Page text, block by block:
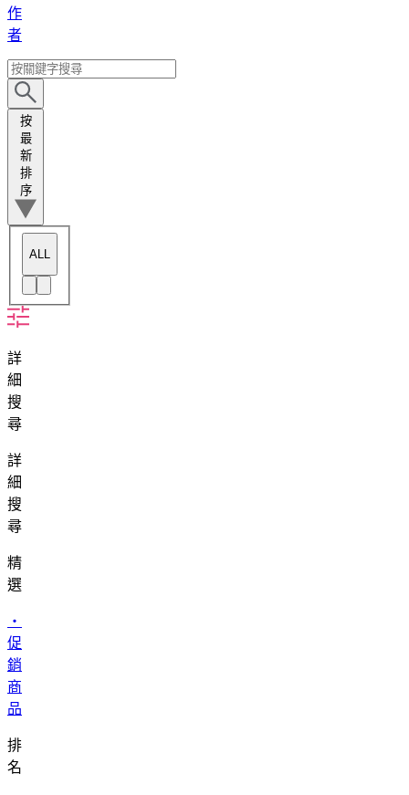
作
者
按
最
新
排
序
ALL
詳
細
搜
尋
詳
細
搜
尋
精
選
・
促
銷
商
品
排
名